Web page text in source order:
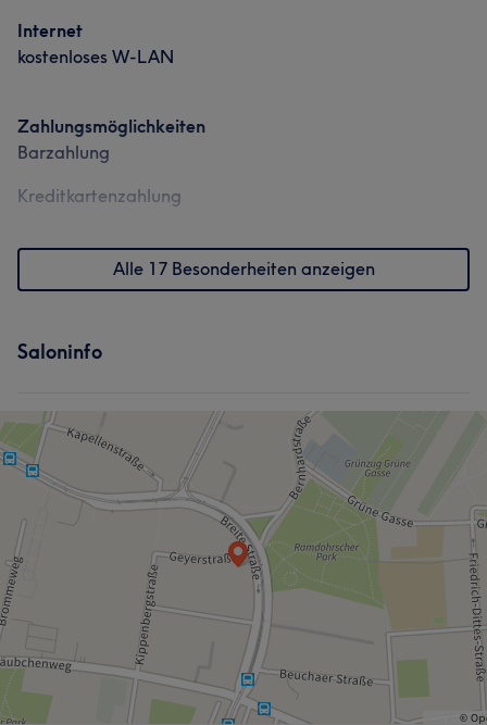
Internet
kostenloses W-LAN
Zahlungsmöglichkeiten
Barzahlung
Kreditkartenzahlung
Alle 17 Besonderheiten anzeigen
Saloninfo